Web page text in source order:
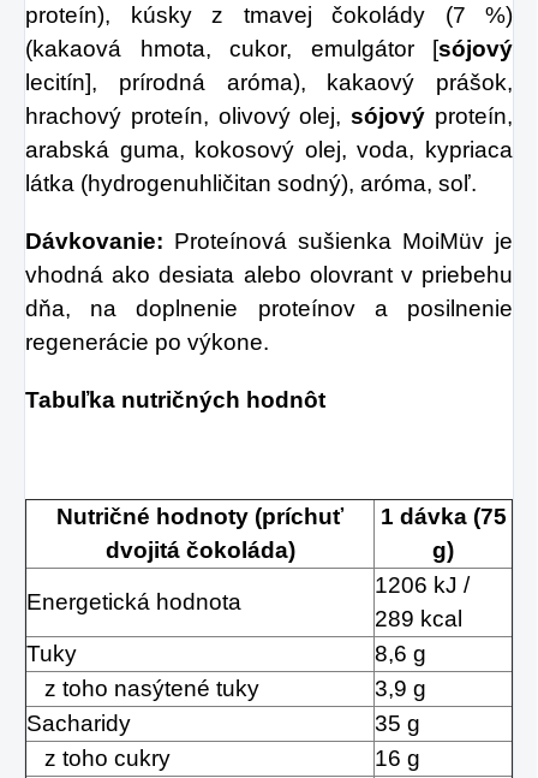
proteín), kúsky z tmavej čokolády (7 %)
(kakaová hmota, cukor, emulgátor [sójový
lecitín], prírodná aróma), kakaový prášok,
hrachový proteín, olivový olej,sójový proteín,
arabská guma, kokosový olej, voda, kypriaca
látka (hydrogenuhličitan sodný), aróma, soľ.
Dávkovanie: Proteínová sušienka MoiMüv je
vhodná ako desiata alebo olovrant v priebehu
dňa, na doplnenie proteínov a posilnenie
regenerácie po výkone.
Tabuľka nutričných hodnôt
Nutričné hodnoty (príchuť
dvojitá čokoláda)
1 dávka (75
g)
Energetická hodnota
1206 kJ /
289 kcal
Tuky
8,6 g
z toho nasýtené tuky
3,9 g
Sacharidy
35 g
z toho cukry
16 g